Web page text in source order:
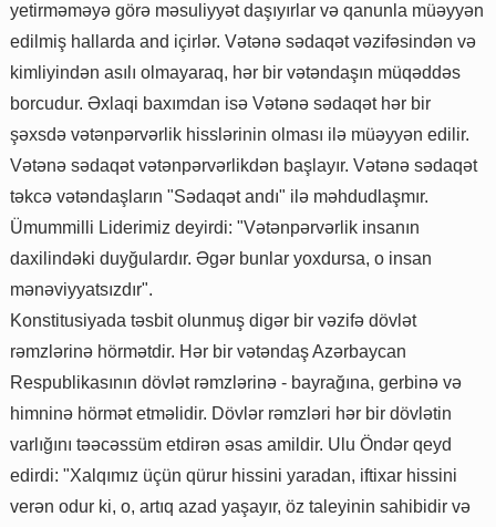
yetirməməyə görə məsuliyyət daşıyırlar və qanunla müəyyən
edilmiş hallarda and içirlər. Vətənə sədaqət vəzifəsindən və
kimliyindən asılı olmayaraq, hər bir vətəndaşın müqəddəs
borcudur. Əxlaqi baxımdan isə Vətənə sədaqət hər bir
şəxsdə vətənpərvərlik hisslərinin olması ilə müəyyən edilir.
Vətənə sədaqət vətənpərvərlikdən başlayır. Vətənə sədaqət
təkcə vətəndaşların "Sədaqət andı" ilə məhdudlaşmır.
Ümummilli Liderimiz deyirdi: "Vətənpərvərlik insanın
daxilindəki duyğulardır. Əgər bunlar yoxdursa, o insan
mənəviyyatsızdır".
Konstitusiyada təsbit olunmuş digər bir vəzifə dövlət
rəmzlərinə hörmətdir. Hər bir vətəndaş Azərbaycan
Respublikasının dövlət rəmzlərinə - bayrağına, gerbinə və
himninə hörmət etməlidir. Dövlər rəmzləri hər bir dövlətin
varlığını təəcəssüm etdirən əsas amildir. Ulu Öndər qeyd
edirdi: "Xalqımız üçün qürur hissini yaradan, iftixar hissini
verən odur ki, o, artıq azad yaşayır, öz taleyinin sahibidir və